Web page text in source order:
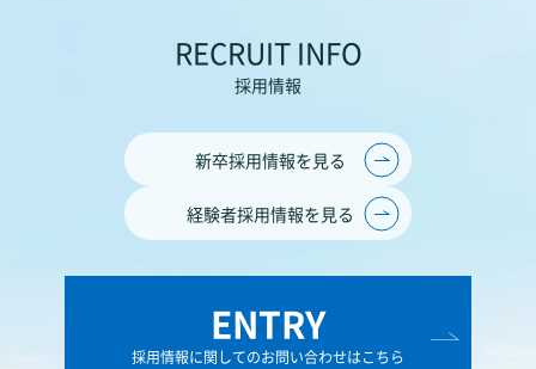
RECRUIT INFO
採用情報
新卒採用情報を見る
経験者採用情報を見る
ENTRY
採用情報に関してのお問い合わせはこちら